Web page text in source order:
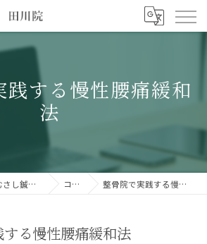
践する慢性腰痛緩和
法
田川の整骨院ならむさし鍼灸整骨院 田川院 コラム 整骨院で実践する慢性腰痛緩和法
る慢性腰痛緩和法